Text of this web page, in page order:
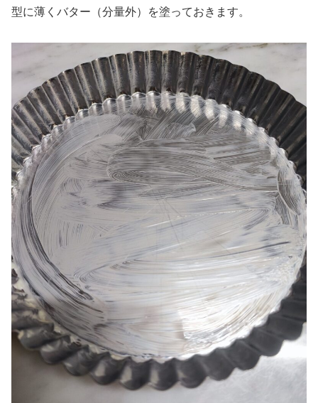
型に薄くバター（分量外）を塗っておきます。